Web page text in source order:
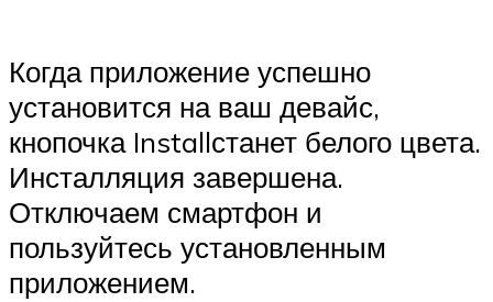
Когда приложение успешно
установится на ваш девайс,
кнопочка Installстанет белого цвета.
Инсталляция завершена.
Отключаем смартфон и
пользуйтесь установленным
приложением.